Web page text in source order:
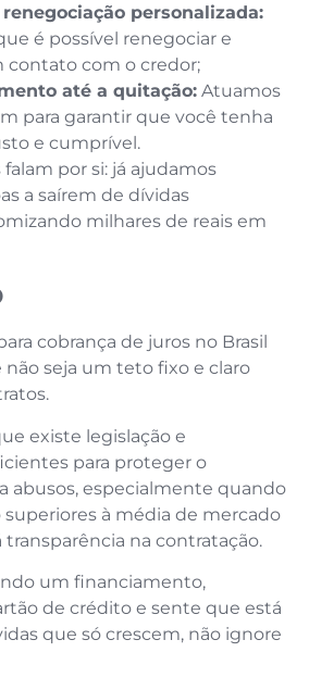
personalizada:
é possível renegociar e
contato com o credor;
até a quitação: Atuamos
para garantir que você tenha
e cumprível.
por si: já ajudamos
a saírem de dívidas
milhares de reais em
cobrança de juros no Brasil
seja um teto fixo e claro
existe legislação e
para proteger o
abusos, especialmente quando
à média de mercado
na contratação.
um financiamento,
de crédito e sente que está
que só crescem, não ignore